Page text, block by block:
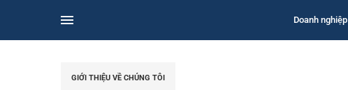
Doanh nghiệp
GIỚI THIỆU VỀ CHÚNG TÔI